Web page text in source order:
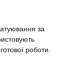
за
роботи.